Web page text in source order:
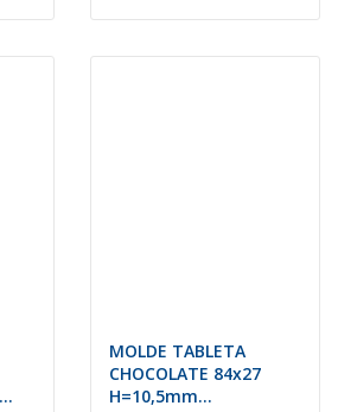
MOLDE TABLETA
CHOCOLATE 84x27
H=10,5mm